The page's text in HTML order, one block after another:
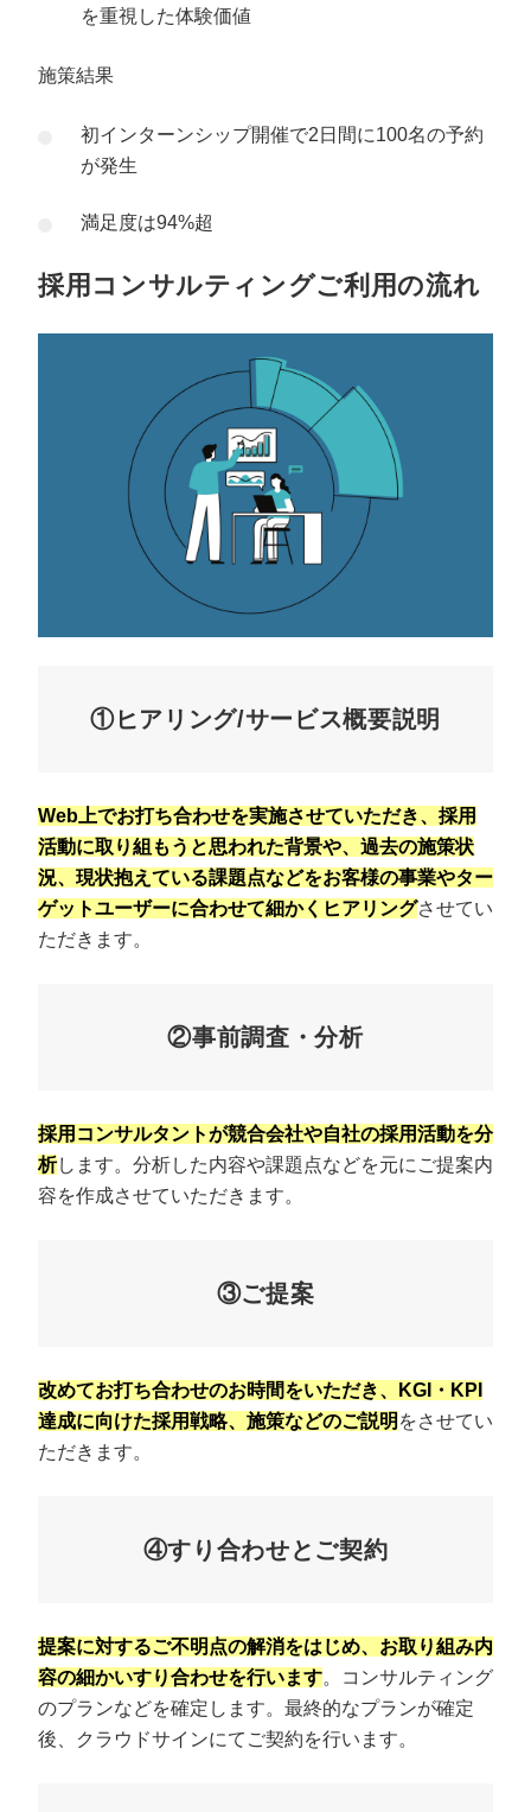
を重視した体験価値
施策結果
初インターンシップ開催で2日間に100名の予約
が発生
満足度は94%超
採用コンサルティングご利用の流れ
①ヒアリング/サービス概要説明
Web上でお打ち合わせを実施させていただき、採用
活動に取り組もうと思われた背景や、過去の施策状
況、現状抱えている課題点などをお客様の事業やター
ゲットユーザーに合わせて細かくヒアリングさせてい
ただきます。
②事前調査・分析
採用コンサルタントが競合会社や自社の採用活動を分
析します。分析した内容や課題点などを元にご提案内
容を作成させていただきます。
③ご提案
改めてお打ち合わせのお時間をいただき、KGI・KPI
達成に向けた採用戦略、施策などのご説明 をさせてい
ただきます。
④すり合わせとご契約
提案に対するご不明点の解消をはじめ、お取り組み内
容の細かいすり合わせを行います。コンサルティング
のプランなどを確定します。最終的なプランが確定
後、クラウドサインにてご契約を行います。